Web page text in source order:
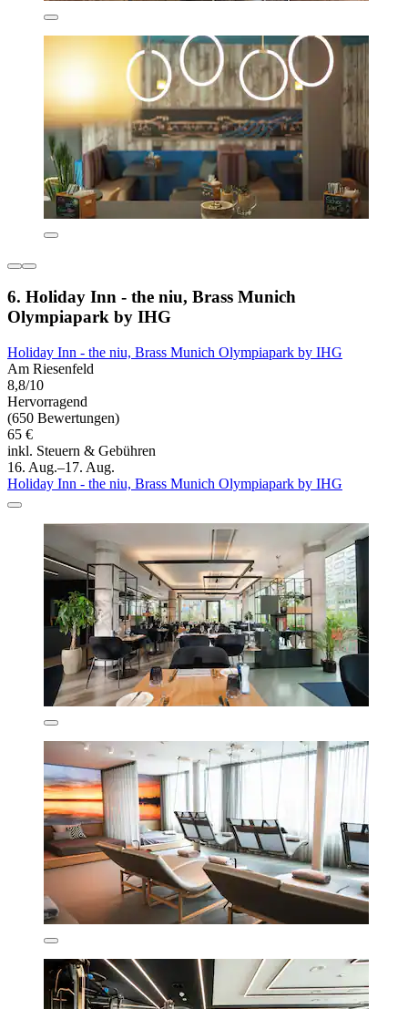
6. Holiday Inn - the niu, Brass Munich
Olympiapark by IHG
Holiday Inn - the niu, Brass Munich Olympiapark by IHG
Am Riesenfeld
8,8/10
Hervorragend
(650 Bewertungen)
65 €
inkl. Steuern & Gebühren
16. Aug.–17. Aug.
Holiday Inn - the niu, Brass Munich Olympiapark by IHG